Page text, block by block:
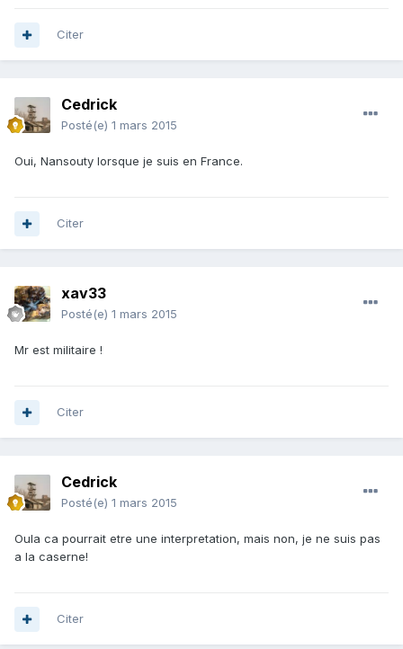
Citer
Cedrick
Posté(e) 1 mars 2015
Oui, Nansouty lorsque je suis en France.
Citer
xav33
Posté(e) 1 mars 2015
Mr est militaire !
Citer
Cedrick
Posté(e) 1 mars 2015
Oula ca pourrait etre une interpretation, mais non, je ne suis pas
a la caserne!
Citer